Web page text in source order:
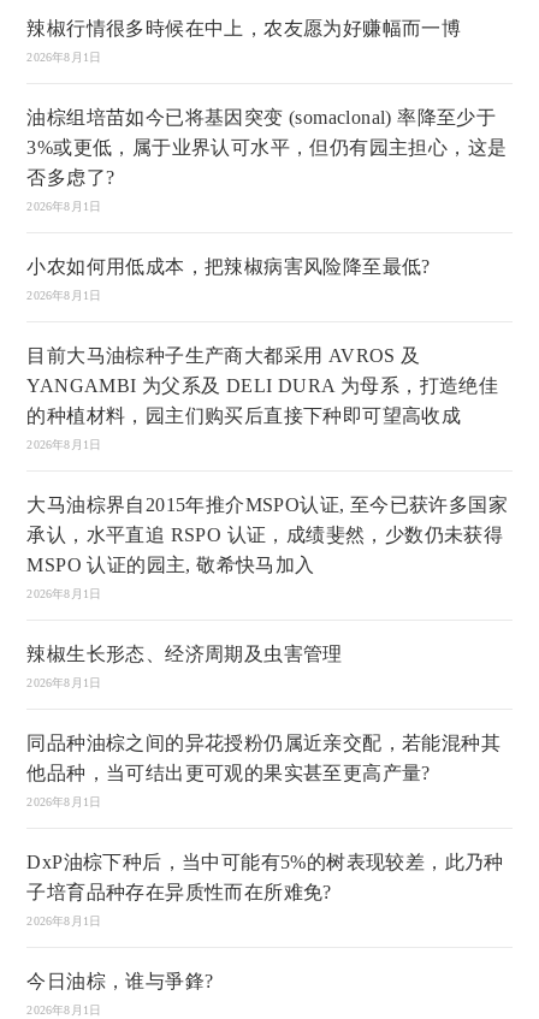
辣椒行情很多時候在中上，农友愿为好赚幅而一博
2026年8月1日
油棕组培苗如今已将基因突变 (somaclonal) 率降至少于
3%或更低，属于业界认可水平，但仍有园主担心，这是
否多虑了?
2026年8月1日
小农如何用低成本，把辣椒病害风险降至最低?
2026年8月1日
目前大马油棕种子生产商大都采用 AVROS 及
YANGAMBI 为父系及 DELI DURA 为母系，打造绝佳
的种植材料，园主们购买后直接下种即可望高收成
2026年8月1日
大马油棕界自2015年推介MSPO认证, 至今已获许多国家
承认，水平直追 RSPO 认证，成绩斐然，少数仍未获得
MSPO 认证的园主, 敬希快马加入
2026年8月1日
辣椒生长形态、经济周期及虫害管理
2026年8月1日
同品种油棕之间的异花授粉仍属近亲交配，若能混种其
他品种，当可结出更可观的果实甚至更高产量?
2026年8月1日
DxP油棕下种后，当中可能有5%的树表现较差，此乃种
子培育品种存在异质性而在所难免?
2026年8月1日
今日油棕，谁与爭鋒?
2026年8月1日